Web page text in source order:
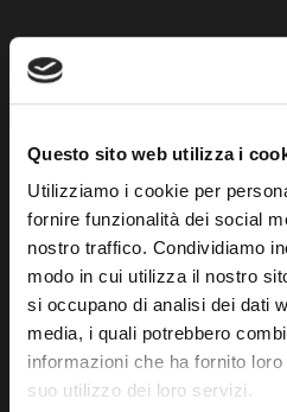
Questo sito web utilizza i
Utilizziamo i cookie per
fornire funzionalità dei social
nostro traffico. Condividiamo
modo in cui utilizza il nostro
si occupano di analisi dei dati
media, i quali potrebbero
informazioni che ha fornito
suo utilizzo dei loro servizi.
+39 040 300847
info@siamomission.it